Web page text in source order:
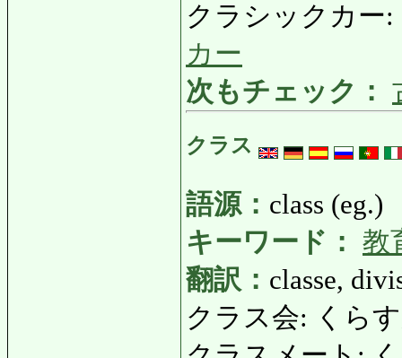
クラシックカー:
カー
次もチェック：
クラス
語源： class (eg.)
キーワード： 教
翻訳： classe,
クラス会: くら